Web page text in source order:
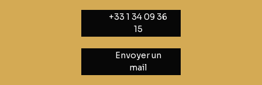
+33 1 34 09 36
15
Envoyer un
mail